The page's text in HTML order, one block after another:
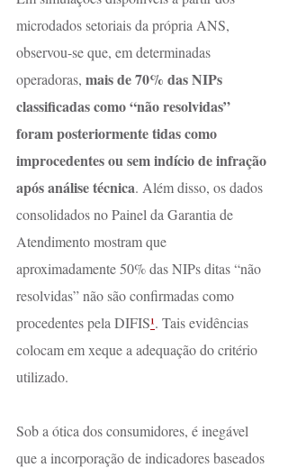
microdados setoriais da própria ANS,
observou-se que, em determinadas
operadoras, mais de 70% das NIPs
classificadas como “não resolvidas”
foram posteriormente tidas como
improcedentes ou sem indício de infração
após análise técnica. Além disso, os dados
consolidados no Painel da Garantia de
Atendimento mostram que
aproximadamente 50% das NIPs ditas “não
resolvidas” não são confirmadas como
procedentes pela DIFIS¹. Tais evidências
colocam em xeque a adequação do critério
utilizado.
Sob a ótica dos consumidores, é inegável
que a incorporação de indicadores baseados